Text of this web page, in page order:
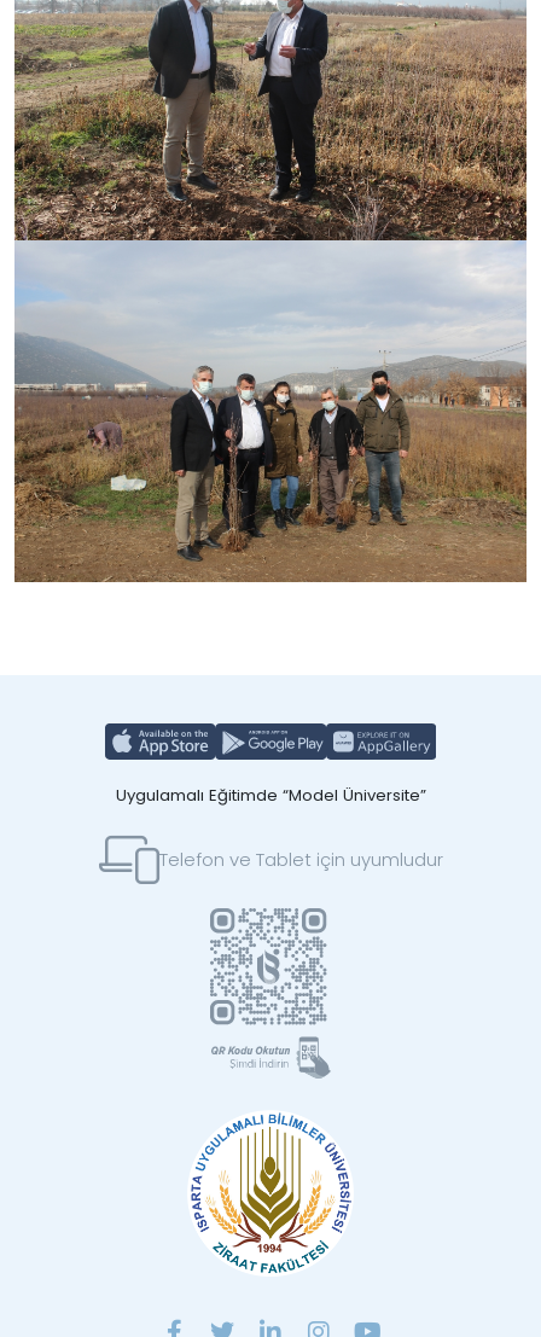
Uygulamalı Eğitimde “Model Üniversite”
Telefon ve Tablet için uyumludur